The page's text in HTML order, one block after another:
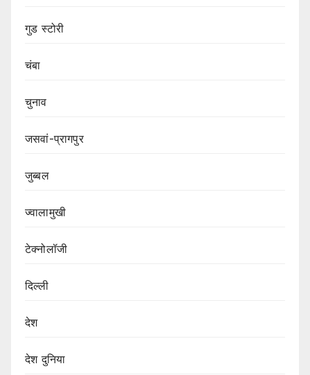
गुड स्टोरी
चंबा
चुनाव
जसवां-प्रागपुर
जुब्बल
ज्वालामुखी
टेक्नोलॉजी
दिल्ली
देश
देश दुनिया